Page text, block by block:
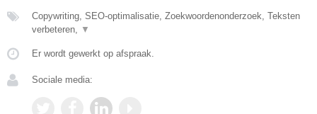
Copywriting, SEO-optimalisatie, Zoekwoordenonderzoek, Teksten
verbeteren,
▼
Er wordt gewerkt op afspraak.
Sociale media: